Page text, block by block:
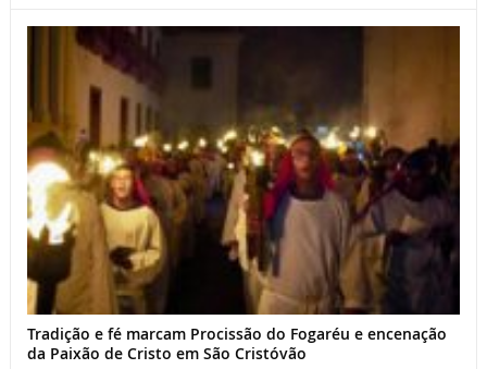
Tradição e fé marcam Procissão do Fogaréu e encenação
da Paixão de Cristo em São Cristóvão